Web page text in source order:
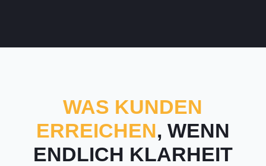
WAS KUNDEN
ERREICHEN, WENN
ENDLICH KLARHEIT